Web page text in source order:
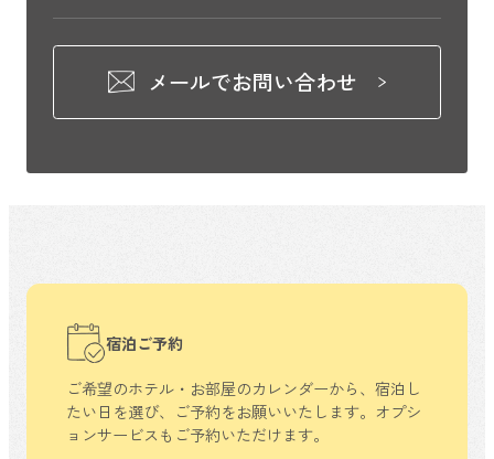
メールでお問い合わせ
宿泊ご予約
ご希望のホテル・お部屋のカレンダーから、 宿泊し
たい日を選び、ご予約をお願いいたします。 オプシ
ョンサービスもご予約いただけます。